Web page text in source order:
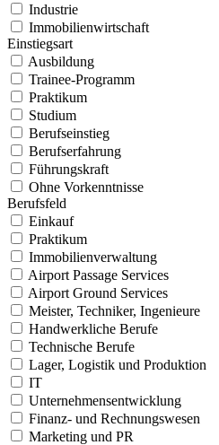
Industrie
Immobilienwirtschaft
Einstiegsart
Ausbildung
Trainee-Programm
Praktikum
Studium
Berufseinstieg
Berufserfahrung
Führungskraft
Ohne Vorkenntnisse
Berufsfeld
Einkauf
Praktikum
Immobilienverwaltung
Airport Passage Services
Airport Ground Services
Meister, Techniker, Ingenieure
Handwerkliche Berufe
Technische Berufe
Lager, Logistik und Produktion
IT
Unternehmensentwicklung
Finanz- und Rechnungswesen
Marketing und PR